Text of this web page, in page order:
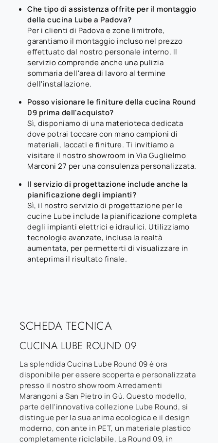
Che tipo di assistenza offrite per il montaggio
della cucina Lube a Padova?
Per i clienti di Padova e zone limitrofe,
garantiamo il montaggio incluso nel prezzo
effettuato dal nostro personale interno. Il
servizio comprende anche una pulizia
sommaria dell'area di lavoro al termine
dell'installazione.
Posso visionare le finiture della cucina Round
09 prima dell'acquisto?
Sì, disponiamo di una materioteca dedicata
dove potrai toccare con mano campioni di
materiali, laccati e finiture. Ti invitiamo a
visitare il nostro showroom in Via Guglielmo
Marconi 27 per una consulenza personalizzata.
Il servizio di progettazione include anche la
pianificazione degli impianti?
Sì, il nostro servizio di progettazione per le
cucine Lube include la pianificazione completa
degli impianti elettrici e idraulici. Utilizziamo
tecnologie avanzate, inclusa la realtà
aumentata, per permetterti di visualizzare in
anteprima il risultato finale.
SCHEDA TECNICA
CUCINA LUBE ROUND 09
La splendida Cucina Lube Round 09 è ora
disponibile per essere scoperta e personalizzata
presso il nostro showroom Arredamenti
Marangoni a San Pietro in Gù. Questo modello,
parte dell'innovativa collezione Lube Round, si
distingue per la sua anima ecologica e il design
moderno, con ante in PET, un materiale plastico
completamente riciclabile. La Round 09, in